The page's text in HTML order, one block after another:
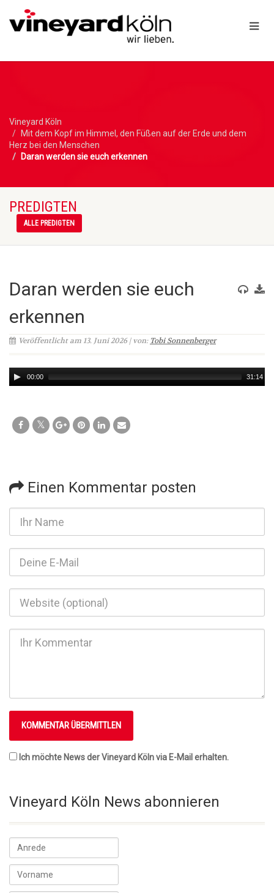
Vineyard Köln
Mit dem Kopf im Himmel, den Füßen auf der Erde und dem
Herz bei den Menschen
Daran werden sie euch erkennen
PREDIGTEN
ALLE PREDIGTEN
Daran werden sie euch
erkennen
Veröffentlicht am 13. Juni 2026 | von: Tobi Sonnenberger
Audio
Player
00:00 31:14
Einen Kommentar posten
Ich möchte News der Vineyard Köln via E-Mail erhalten.
Vineyard Köln News abonnieren